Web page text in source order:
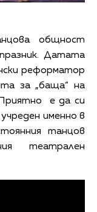
общност
Датата
реформатор
за „баща“ на
Приятно е да си
именно в
танцов
театрален